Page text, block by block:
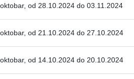
od 28.10.2024 do 03.11.2024
od 21.10.2024 do 27.10.2024
od 14.10.2024 do 20.10.2024